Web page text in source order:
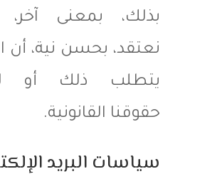
بذلك، بمعنى آخر،
نعتقد، بحسن نية، أن
يتطلب ذلك أو
حقوقنا القانونية.
سياسات البريد